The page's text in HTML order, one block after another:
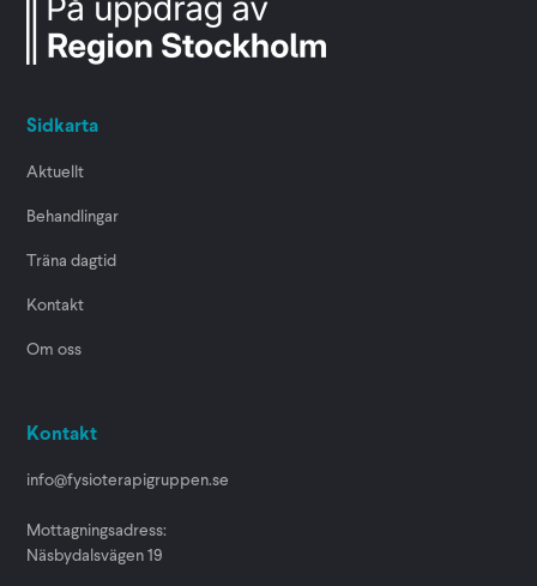
Sidkarta
Aktuellt
Behandlingar
Träna dagtid
Kontakt
Om oss
Kontakt
info@fysioterapigruppen.se
Mottagningsadress:
Näsbydalsvägen 19